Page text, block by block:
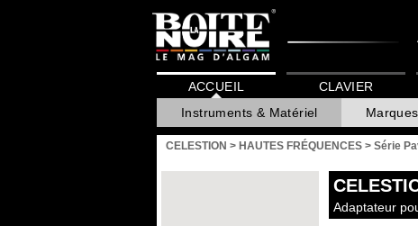
ACCUEIL
Instruments & Matériel
Marques
CLAVIER
CELESTION > HAUTES FRÉQUENCES > Série
Adaptateur